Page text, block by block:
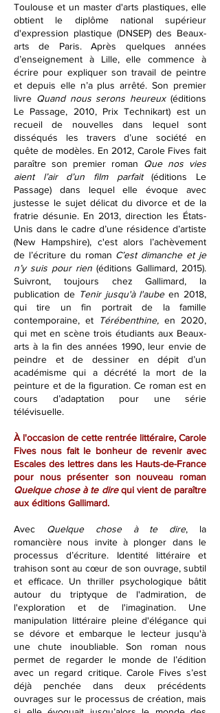
Toulouse et un master d'arts plastiques, elle
obtient le diplôme national supérieur
d'expression plastique (DNSEP) des Beaux-
arts de Paris. Après quelques années
d’enseignement à Lille, elle commence à
écrire pour expliquer son travail de peintre
et depuis elle n’a plus arrêté. Son premier
livre Quand nous serons heureux(éditions
Le Passage, 2010, Prix Technikart) est un
recueil de nouvelles dans lequel sont
disséqués les travers d’une société en
quête de modèles. En 2012, Carole Fives fait
paraître son premier roman Que nos vies
aient l’air d’un film parfait(éditions Le
Passage) dans lequel elle évoque avec
justesse le sujet délicat du divorce et de la
fratrie désunie. En 2013, direction les États-
Unis dans le cadre d’une résidence d’artiste
(New Hampshire), c'est alors l’achèvement
de l’écriture du roman C’est dimanche et je
n’y suis pour rien (éditions Gallimard, 2015).
Suivront, toujours chez Gallimard, la
publication de Tenir jusqu'à l'aubeen 2018,
qui tire un fin portrait de la famille
contemporaine, et
Térébenthine, en 2020,
qui met en scène trois étudiants aux Beaux-
arts à la fin des années 1990, leur envie de
peindre et de dessiner en dépit d’un
académisme qui a décrété la mort de la
peinture et de la figuration. Ce roman est en
cours d’adaptation pour une série
télévisuelle.
À l'occasion de cette rentrée littéraire, Carole
Fives nous fait le bonheur de revenir avec
Escales des lettres dans les Hauts-de-France
pour nous présenter son nouveau roman
Quelque chose à te direqui vient de paraître
aux éditions Gallimard.
Avec Quelque chose à te dire, la
romancière nous invite à plonger dans le
processus d’écriture. Identité littéraire et
trahison sont au cœur de son ouvrage, subtil
et efficace. Un thriller psychologique bâtit
autour du triptyque de l'admiration, de
l'exploration et de l'imagination. Une
manipulation littéraire pleine d'élégance qui
se dévore et embarque le lecteur jusqu'à
une chute inoubliable. Son roman nous
permet de regarder le monde de l’édition
avec un regard critique. Carole Fives s’est
déjà penchée dans deux précédents
ouvrages sur le processus de création, mais